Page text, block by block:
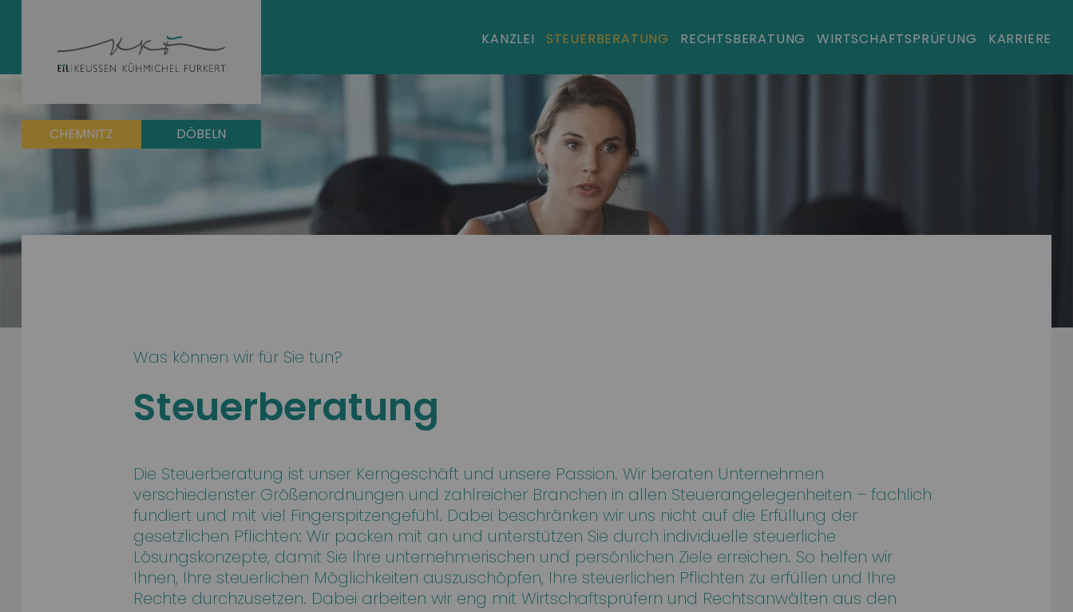
CHEMNITZ DÖBELN
KANZLEI STEUERBERATUNG RECHTSBERATUNG WIRTSCHAFTSPRÜFUNG KARRIERE
Was können wir für Sie tun?
Steuerberatung
Die Steuerberatung ist unser Kerngeschäft und unsere Passion. Wir beraten Unternehmen
verschiedenster Größenordnungen und zahlreicher Branchen in allen Steuerangelegenheiten – fachlich
fundiert und mit viel Fingerspitzengefühl. Dabei beschränken wir uns nicht auf die Erfüllung der
gesetzlichen Pflichten: Wir packen mit an und unterstützen Sie durch individuelle steuerliche
Lösungskonzepte, damit Sie Ihre unternehmerischen und persönlichen Ziele erreichen. So helfen wir
Ihnen, Ihre steuerlichen Möglichkeiten auszuschöpfen, Ihre steuerlichen Pflichten zu erfüllen und Ihre
Rechte durchzusetzen. Dabei arbeiten wir eng mit Wirtschaftsprüfern und Rechtsanwälten aus den